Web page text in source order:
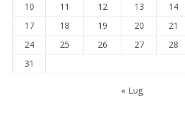
10
11 12 13 14
17
18 19 20 21
24
25 26 27 28
31
« Lug